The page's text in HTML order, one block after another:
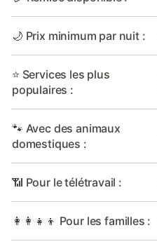
🌙 Prix minimum par nuit :
⭐ Services les plus
populaires :
🐾 Avec des animaux
domestiques :
📶 Pour le télétravail :
👩‍👩‍👧‍👦 Pour les familles :